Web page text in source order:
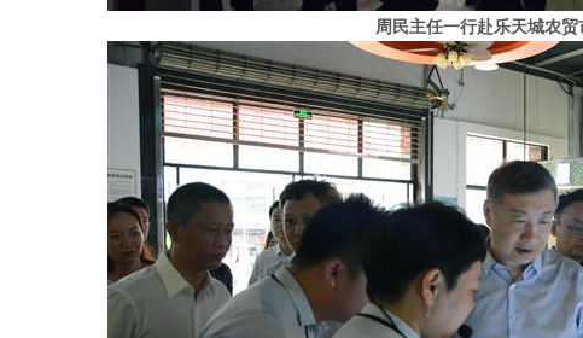
周民主任一行赴乐天城农贸